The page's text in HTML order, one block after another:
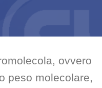
ovvero
peso molecolare,